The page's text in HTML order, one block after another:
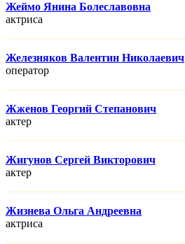
Жеймо Янина Болеславовна
актриса
Железняков Валентин Николаевич
оператор
Жженов Георгий Степанович
актер
Жигунов Сергей Викторович
актер
Жизнева Ольга Андреевна
актриса